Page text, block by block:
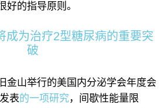
好的指导原则。
成为治疗2型糖尿病的重要突
破
金山举行的美国内分泌学会年度会
表的一项研究，间歇性能量限